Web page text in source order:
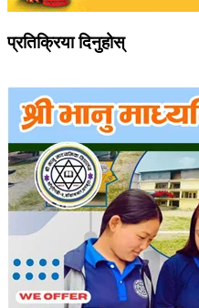
प्रतिक्रिया दिनुहोस्